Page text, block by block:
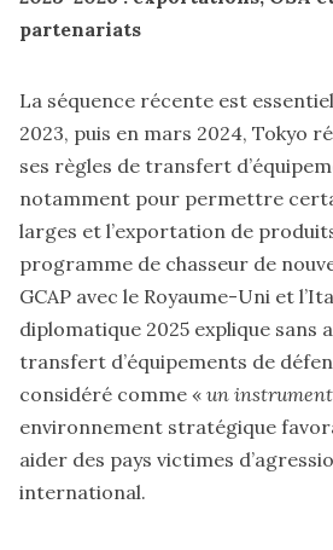
partenariats
La séquence récente est
2023, puis en mars 2024, Tokyo
ses règles de transfert
notamment pour permettre
larges et l’exportation de
programme de chasseur de
GCAP avec le Royaume-Uni et
diplomatique 2025 explique sans
transfert d’équipements de
considéré comme « un
environnement stratégique
aider des pays victimes
international.